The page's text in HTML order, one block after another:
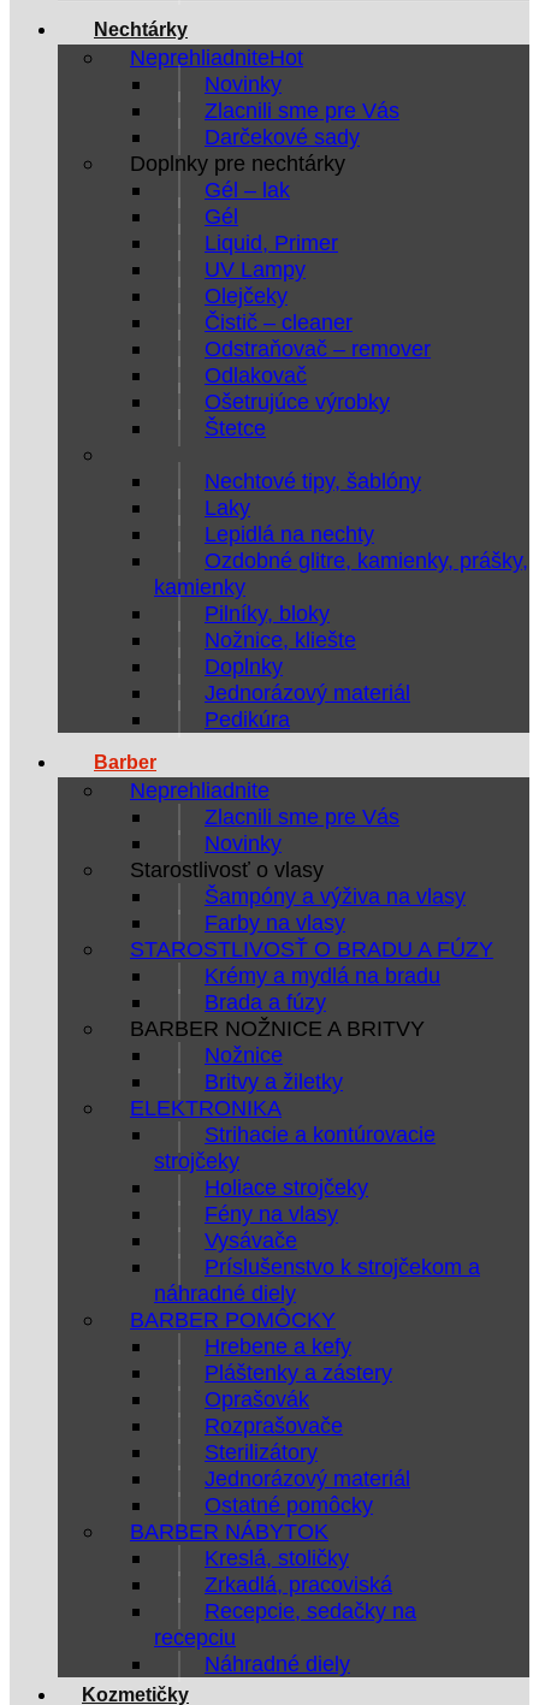
Nechtárky
Neprehliadnite
Novinky
Zlacnili sme pre Vás
Darčekové sady
Doplnky pre nechtárky
Gél – lak
Gél
Liquid, Primer
UV Lampy
Olejčeky
Čistič – cleaner
Odstraňovač – remover
Odlakovač
Ošetrujúce výrobky
Štetce
Nechtové tipy, šablóny
Laky
Lepidlá na nechty
Ozdobné glitre, kamienky, prášky,
kamienky
Pilníky, bloky
Nožnice, kliešte
Doplnky
Jednorázový materiál
Pedikúra
Barber
Neprehliadnite
Zlacnili sme pre Vás
Novinky
Starostlivosť o vlasy
Šampóny a výživa na vlasy
Farby na vlasy
STAROSTLIVOSŤ O BRADU A FÚZY
Krémy a mydlá na bradu
Brada a fúzy
BARBER NOŽNICE A BRITVY
Nožnice
Britvy a žiletky
ELEKTRONIKA
Strihacie a kontúrovacie
strojčeky
Holiace strojčeky
Fény na vlasy
Vysávače
Príslušenstvo k strojčekom a
náhradné diely
BARBER POMÔCKY
Hrebene a kefy
Pláštenky a zástery
Oprašovák
Rozprašovače
Sterilizátory
Jednorázový materiál
Ostatné pomôcky
BARBER NÁBYTOK
Kreslá, stoličky
Zrkadlá, pracoviská
Recepcie, sedačky na
recepciu
Náhradné diely
Kozmetičky